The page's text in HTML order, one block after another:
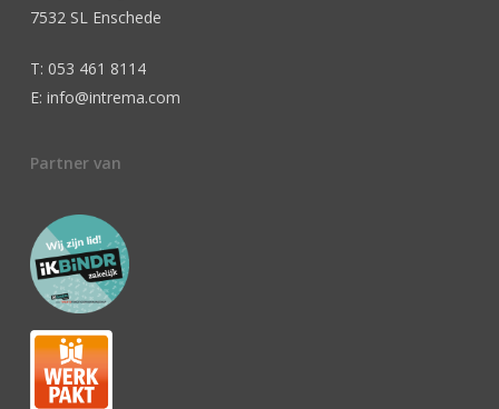
7532 SL Enschede
T: 053 461 8114
E: info@intrema.com
Partner van